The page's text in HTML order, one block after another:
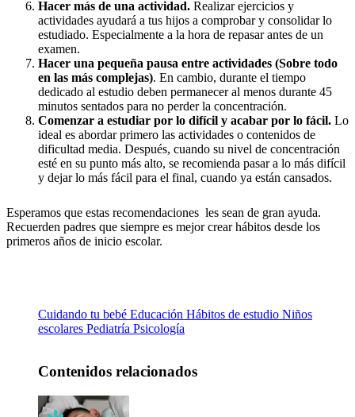
Hacer más de una actividad. Realizar ejercicios y
actividades ayudará a tus hijos a comprobar y consolidar lo
estudiado. Especialmente a la hora de repasar antes de un
examen.
Hacer una pequeña pausa entre actividades (Sobre todo
en las más complejas). En cambio, durante el tiempo
dedicado al estudio deben permanecer al menos durante 45
minutos sentados para no perder la concentración.
Comenzar a estudiar por lo difícil y acabar por lo fácil. Lo
ideal es abordar primero las actividades o contenidos de
dificultad media. Después, cuando su nivel de concentración
esté en su punto más alto, se recomienda pasar a lo más difícil
y dejar lo más fácil para el final, cuando ya están cansados.
Esperamos que estas recomendaciones les sean de gran ayuda.
Recuerden padres que siempre es mejor crear hábitos desde los
primeros años de inicio escolar.
Cuidando tu bebé Educación Hábitos de estudio Niños
escolares Pediatría Psicología
Contenidos relacionados